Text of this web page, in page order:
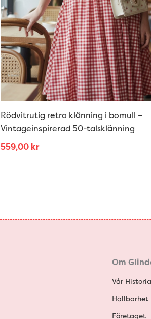
Rödvitrutig retro klänning i bomull –
Vintageinspirerad 50-talsklänning
559,00 kr
Om
Vår Historia
Hållbarhet
Företaget